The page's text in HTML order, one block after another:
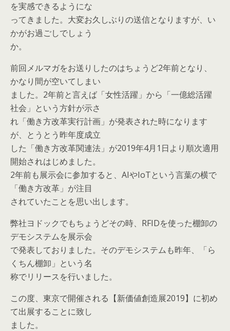
を実感できるようにな
ってきました。大変お久しぶりの送信となりますが、い
かがお過ごしでしょう
か。
前回メルマガをお送りしたのはちょうど2年前となり、
かなり間が空いてしまい
ました。2年前と言えば「女性活躍」から「一億総活躍
社会」という方針が示さ
れ「働き方改革実行計画」が発表された時になります
が、とうとう昨年度成立
した「働き方改革関連法」が2019年4月1日より順次適用
開始されはじめました。
2年前も展示会に参加すると、AIやIoTという言葉の横で
「働き方改革」が注目
されていたことを思い出します。
弊社ヨドックでもちょうどその時、RFIDを使った棚卸の
デモシステムを展示会
で発表しておりました。そのデモシステムも昨年、「ら
くちん棚卸」という名
称でリリースを行いました。
この度、東京で開催される【新価値創造展2019】に初め
て出展することに致し
ました。